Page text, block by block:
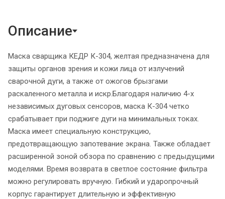
Описание
Маска сварщика КЕДР К-304, желтая предназначена для
защиты органов зрения и кожи лица от излучений
сварочной дуги, а также от ожогов брызгами
раскаленного металла и искр.Благодаря наличию 4-х
независимых дуговых сенсоров, маска К-304 четко
срабатывает при поджиге дуги на минимальных токах.
Маска имеет специальную конструкцию,
предотвращающую запотевание экрана. Также обладает
расширенной зоной обзора по сравнению с предыдущими
моделями. Время возврата в светлое состояние фильтра
можно регулировать вручную. Гибкий и ударопрочный
корпус гарантирует длительную и эффективную